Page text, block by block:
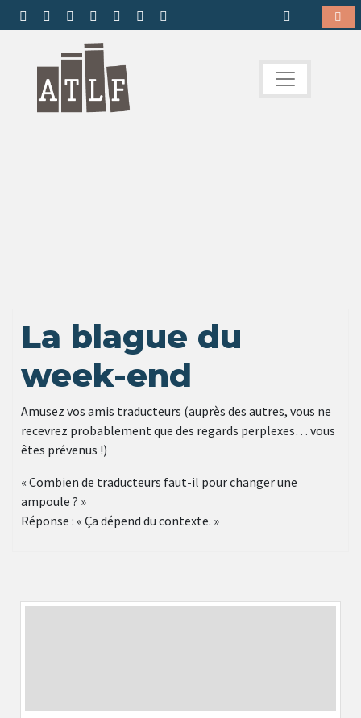
La blague du
week-end
Amusez vos amis traducteurs (auprès des autres, vous ne
recevrez probablement que des regards perplexes… vous
êtes prévenus !)
« Combien de traducteurs faut-il pour changer une
ampoule ? »
Réponse : « Ça dépend du contexte. »